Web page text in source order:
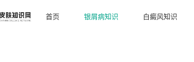
首页 银屑病知识 白癜风知识